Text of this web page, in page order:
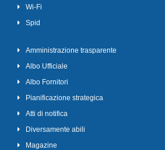
Wi-Fi
Spid
Amministrazione trasparente
Albo Ufficiale
Albo Fornitori
Pianificazione strategica
Atti di notifica
Diversamente abili
Magazine